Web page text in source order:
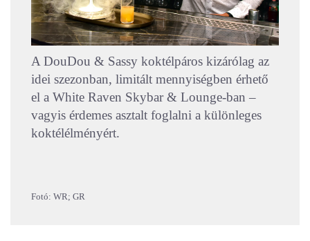
A DouDou & Sassy koktélpáros kizárólag az
idei szezonban, limitált mennyiségben érhető
el a White Raven Skybar & Lounge-ban –
vagyis érdemes asztalt foglalni a különleges
koktélélményért.
Fotó: WR; GR